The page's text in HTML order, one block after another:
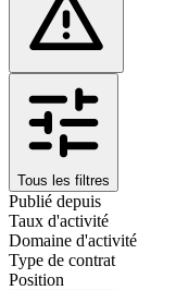
Tous les filtres
Publié depuis
Taux d'activité
Domaine d'activité
Type de contrat
Position